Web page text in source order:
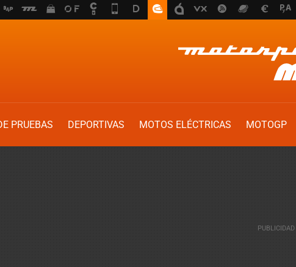
PRUEBAS DEPORTIVAS MOTOS ELÉCTRICAS MOTOGP